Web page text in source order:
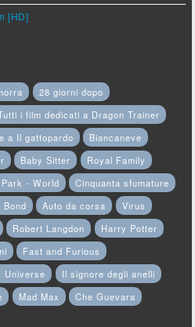
[HD]
28 giorni dopo
i film dedicati a Dragon Trainer
a Il gattopardo
Biancaneve
Baby Sitter
Royal Family
- World
Cinquanta sfumature
Bond Auto da corsa
Virus
Robert Langdon
Harry Potter
Fast and Furious
Universe
Il signore degli anelli
Mad Max
Che Guevara